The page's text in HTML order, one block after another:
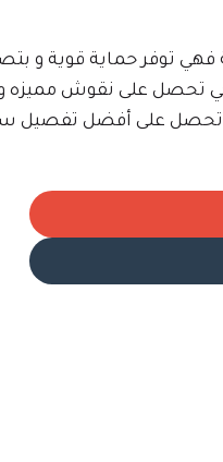
فهي توفر حماية قوية و
تحصل على نقوش مميزه
تحصل على أفضل تفصيل